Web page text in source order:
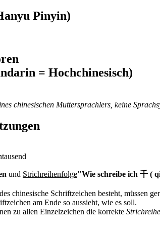
Pinyin)
= Hochchinesisch)
chinesischen Muttersprachlers, keine
und Strichreihenfolge"Wie schreibe ich 千 (
chinesische Schriftzeichen besteht, müssen
am Ende so aussieht, wie es soll.
zu allen Einzelzeichen die korrekte